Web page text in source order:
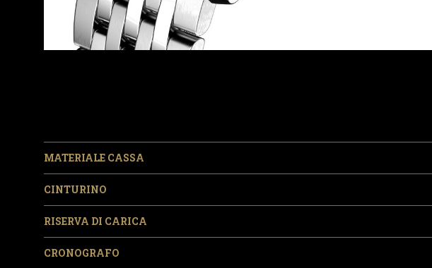
MATERIALE CASSA
CINTURINO
RISERVA DI CARICA
CRONOGRAFO